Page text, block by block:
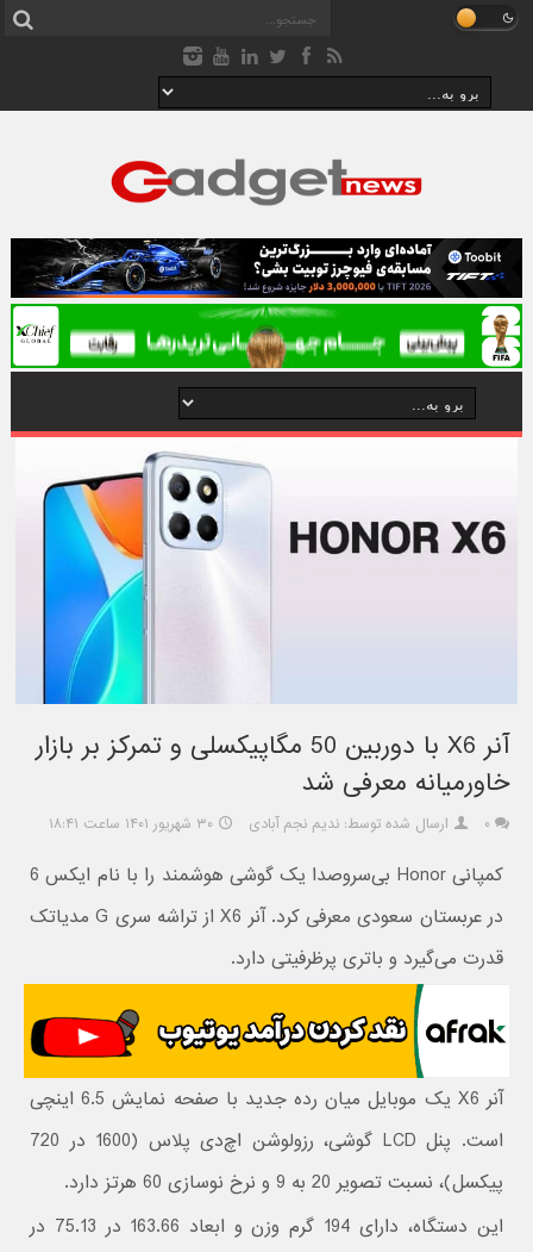
آنر X6 با دوربین 50 مگاپیکسلی و تمرکز بر بازار
خاورمیانه معرفی شد
۰ ارسال شده توسط: ندیم نجم آبادی ۳۰ شهریور ۱۴۰۱ ساعت ۱۸:۴۱
کمپانی Honor بی‌سروصدا یک گوشی هوشمند را با نام ایکس 6
در عربستان سعودی معرفی کرد. آنر X6 از تراشه سری G مدیاتک
قدرت می‌گیرد و باتری پرظرفیتی دارد.
آنر X6 یک موبایل میان رده جدید با صفحه نمایش 6.5 اینچی
است. پنل LCD گوشی، رزولوشن اچ‌دی پلاس (1600 در 720
پیکسل)، نسبت تصویر 20 به 9 و نرخ نوسازی 60 هرتز دارد.
این دستگاه، دارای 194 گرم وزن و ابعاد 163.66 در 75.13 در